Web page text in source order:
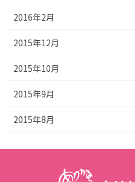
2016年2月
2015年12月
2015年10月
2015年9月
2015年8月